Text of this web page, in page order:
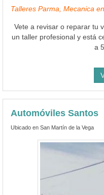
Talleres Parma, Mecanica
Vete a revisar o reparar tu
un taller profesional y está
a
Automóviles Santos
Ubicado en San Martín de la Vega